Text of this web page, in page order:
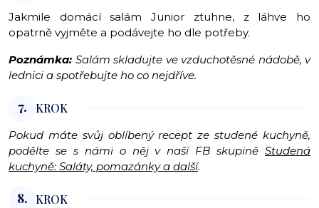
Jakmile domácí salám Junior ztuhne, z láhve ho
opatrně vyjměte a podávejte ho dle potřeby.
Poznámka: Salám skladujte ve vzduchotěsné nádobě, v
lednici a spotřebujte ho co nejdříve.
7. KROK
Pokud máte svůj oblíbený recept ze studené kuchyně,
podělte se s námi o něj v naší FB skupině Studená
kuchyně: Saláty, pomazánky a další.
8. KROK